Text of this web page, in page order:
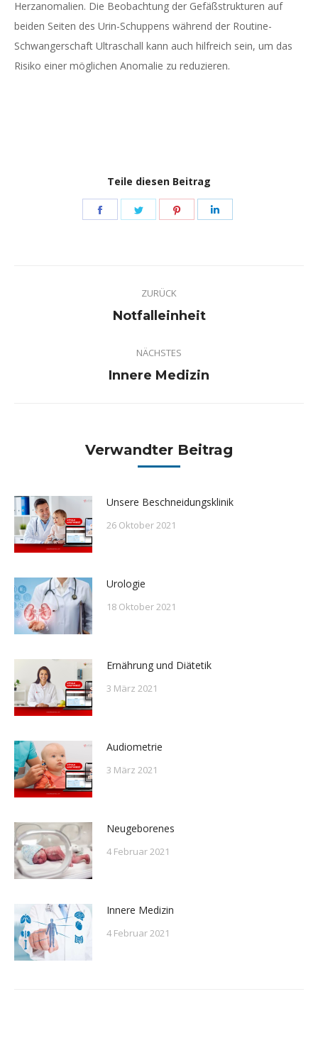
Herzanomalien. Die Beobachtung der Gefäßstrukturen auf
beiden Seiten des Urin-Schuppens während der Routine-
Schwangerschaft Ultraschall kann auch hilfreich sein, um das
Risiko einer möglichen Anomalie zu reduzieren.
Teile diesen Beitrag
Share
Share
Share
ZURÜCK
Vorheriger
Notfalleinheit
NÄCHSTES
Nächster
Innere Medizin
Verwandter Beitrag
Unsere Beschneidungsklinik
26 Oktober 2021
Urologie
18 Oktober 2021
Ernährung und Diätetik
3 März 2021
Audiometrie
3 März 2021
Neugeborenes
4 Februar 2021
Innere Medizin
4 Februar 2021